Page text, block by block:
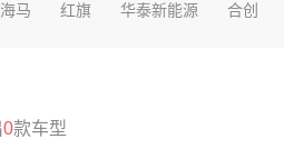
海马 红旗 华泰新能源 合创
0款车型